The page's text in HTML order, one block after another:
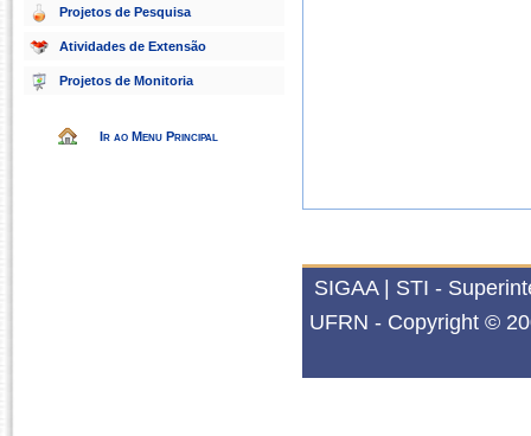
Projetos de Pesquisa
Atividades de Extensão
Projetos de Monitoria
Ir ao Menu Principal
SIGAA | STI -
UFRN - Copyright ©